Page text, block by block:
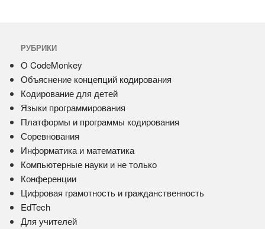
РУБРИКИ
О CodeMonkey
Объяснение концепций кодирования
Кодирование для детей
Языки программирования
Платформы и программы кодирования
Соревнования
Информатика и математика
Компьютерные науки и не только
Конференции
Цифровая грамотность и гражданственность
EdTech
Для учителей